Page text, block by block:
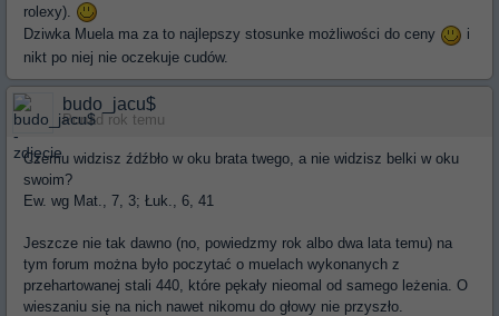
rolexy).
Dziwka Muela ma za to najlepszy stosunke możliwości do ceny
i
nikt po niej nie oczekuje cudów.
budo_jacu$
Ponad rok temu
Czemu widzisz źdźbło w oku brata twego, a nie widzisz belki w oku
swoim?
Ew. wg Mat., 7, 3; Łuk., 6, 41
Jeszcze nie tak dawno (no, powiedzmy rok albo dwa lata temu) na
tym forum można było poczytać o muelach wykonanych z
przehartowanej stali 440, które pękały nieomal od samego leżenia. O
wieszaniu się na nich nawet nikomu do głowy nie przyszło.